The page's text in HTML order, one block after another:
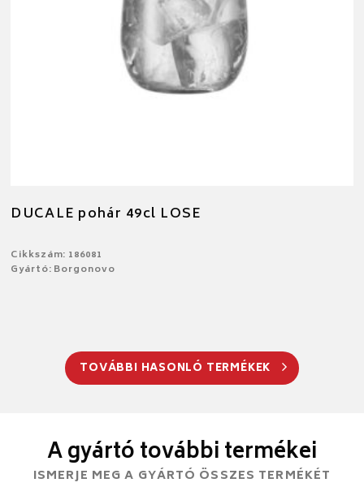
DUCALE pohár 49cl LOSE
Cikkszám: 186081
Gyártó: Borgonovo
TOVÁBBI HASONLÓ TERMÉKEK
A gyártó további termékei
ISMERJE MEG A GYÁRTÓ ÖSSZES TERMÉKÉT